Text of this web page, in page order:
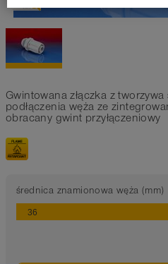
Gwintowana złączka z
podłączenia węża ze
obracany gwint przyłączeniowy
średnica znamionowa węża (mm)